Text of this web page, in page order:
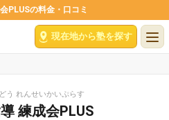
PLUSの料金・口コミ
現在地から塾を探す
う れんせいかいぷらす
練成会PLUS